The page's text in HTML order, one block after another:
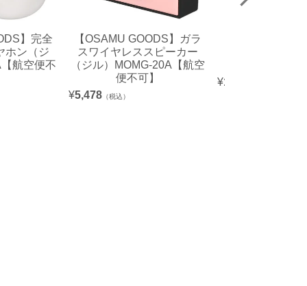
】完全
ホン（ジ
航空便不
【OSAMU GOODS】ガラ
スワイヤレススピーカー
（ジル）MOMG-20A【航空
便不可】
¥5,478 （税込）
¥1,100